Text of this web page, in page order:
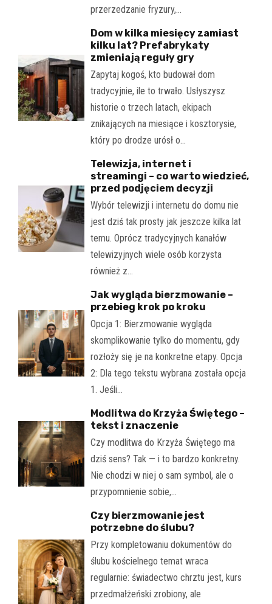
przerzedzanie fryzury,…
Dom w kilka miesięcy zamiast
kilku lat? Prefabrykaty
zmieniają reguły gry
Zapytaj kogoś, kto budował dom
tradycyjnie, ile to trwało. Usłyszysz
historie o trzech latach, ekipach
znikających na miesiące i kosztorysie,
który po drodze urósł o…
Telewizja, internet i
streamingi – co warto wiedzieć,
przed podjęciem decyzji
Wybór telewizji i internetu do domu nie
jest dziś tak prosty jak jeszcze kilka lat
temu. Oprócz tradycyjnych kanałów
telewizyjnych wiele osób korzysta
również z…
Jak wygląda bierzmowanie –
przebieg krok po kroku
Opcja 1: Bierzmowanie wygląda
skomplikowanie tylko do momentu, gdy
rozłoży się je na konkretne etapy. Opcja
2: Dla tego tekstu wybrana została opcja
1. Jeśli…
Modlitwa do Krzyża Świętego –
tekst i znaczenie
Czy modlitwa do Krzyża Świętego ma
dziś sens? Tak — i to bardzo konkretny.
Nie chodzi w niej o sam symbol, ale o
przypomnienie sobie,…
Czy bierzmowanie jest
potrzebne do ślubu?
Przy kompletowaniu dokumentów do
ślubu kościelnego temat wraca
regularnie: świadectwo chrztu jest, kurs
przedmałżeński zrobiony, ale